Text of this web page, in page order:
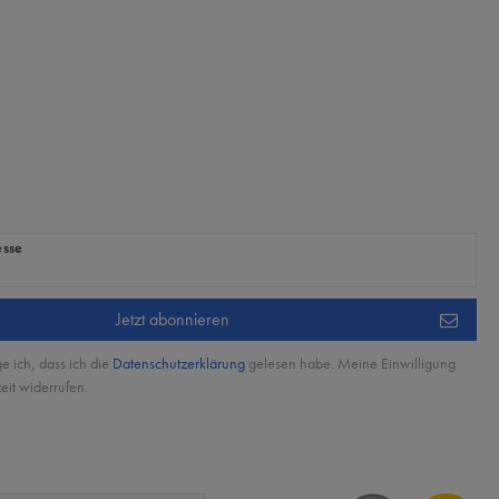
Jetzt abonnieren
ich, dass ich die Daten­schutz­erklärung gelesen habe. Meine Einwilligung
widerrufen.